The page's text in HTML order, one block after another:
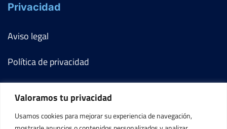
Valoramos tu privacidad
Usamos cookies para mejorar su experiencia de navegación,
Privacidad
Aviso legal
Política de privacidad
Política de cookies
Términos y condiciones